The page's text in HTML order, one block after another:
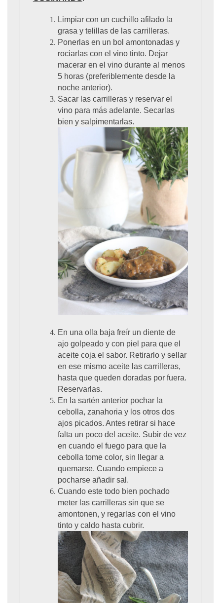
Limpiar con un cuchillo afilado la
grasa y telillas de las carrilleras.
Ponerlas en un bol amontonadas y
rociarlas con el vino tinto. Dejar
macerar en el vino durante al menos
5 horas (preferiblemente desde la
noche anterior).
Sacar las carrilleras y reservar el
vino para más adelante. Secarlas
bien y salpimentarlas.
En una olla baja freír un diente de
ajo golpeado y con piel para que el
aceite coja el sabor. Retirarlo y sellar
en ese mismo aceite las carrilleras,
hasta que queden doradas por fuera.
Reservarlas.
En la sartén anterior pochar la
cebolla, zanahoria y los otros dos
ajos picados. Antes retirar si hace
falta un poco del aceite. Subir de vez
en cuando el fuego para que la
cebolla tome color, sin llegar a
quemarse. Cuando empiece a
pocharse añadir sal.
Cuando este todo bien pochado
meter las carrilleras sin que se
amontonen, y regarlas con el vino
tinto y caldo hasta cubrir.